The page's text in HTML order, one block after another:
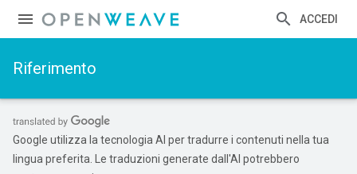
ACCEDI
Riferimento
Google utilizza la tecnologia AI per tradurre i contenuti nella tua
lingua preferita. Le traduzioni generate dall'AI potrebbero